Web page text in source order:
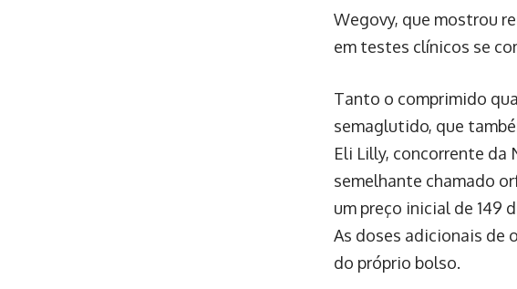
Wegovy, que mostrou
em testes clínicos se
Tanto o comprimido
semaglutido, que
Eli Lilly, concorrente
semelhante chamado
um preço inicial de 149
As doses adicionais de
do próprio bolso.